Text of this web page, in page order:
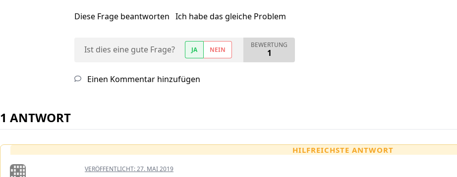
Diese Frage beantworten Ich habe das gleiche Problem
Ist dies eine gute Frage? JA NEIN
BEWERTUNG
1
Einen Kommentar hinzufügen
1 ANTWORT
HILFREICHSTE ANTWORT
VERÖFFENTLICHT:27. MAI 2019